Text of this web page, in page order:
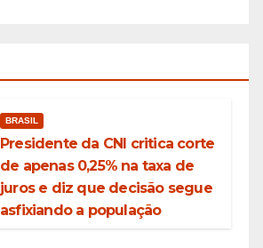
BRASIL
Presidente da CNI critica corte
de apenas 0,25% na taxa de
juros e diz que decisão segue
asfixiando a população